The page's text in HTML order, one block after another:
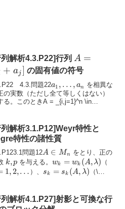
列解析4.3.P22]行列 A=
[a_i+a_j]
A =
+ aj] の固有値の符号
4.3.問題22a_1,\ldots,a_n
a1 , … , an
を相異な
の実数（ただし全て等しくはない）
る。このときA = _{i,j=1}^n \in
列解析3.1.P12]Weyr特性と
特性の諸性質
問題12A\in
M_n
A ∈ Mn
をとり、正の
k,p
k,p を与える。wk = wk ( A, λ) （
1,2,… ）、 s_k=s_k(A,\lambda)
sk = sk (A , λ) （\
列解析4.1.P27]射影と可換な行